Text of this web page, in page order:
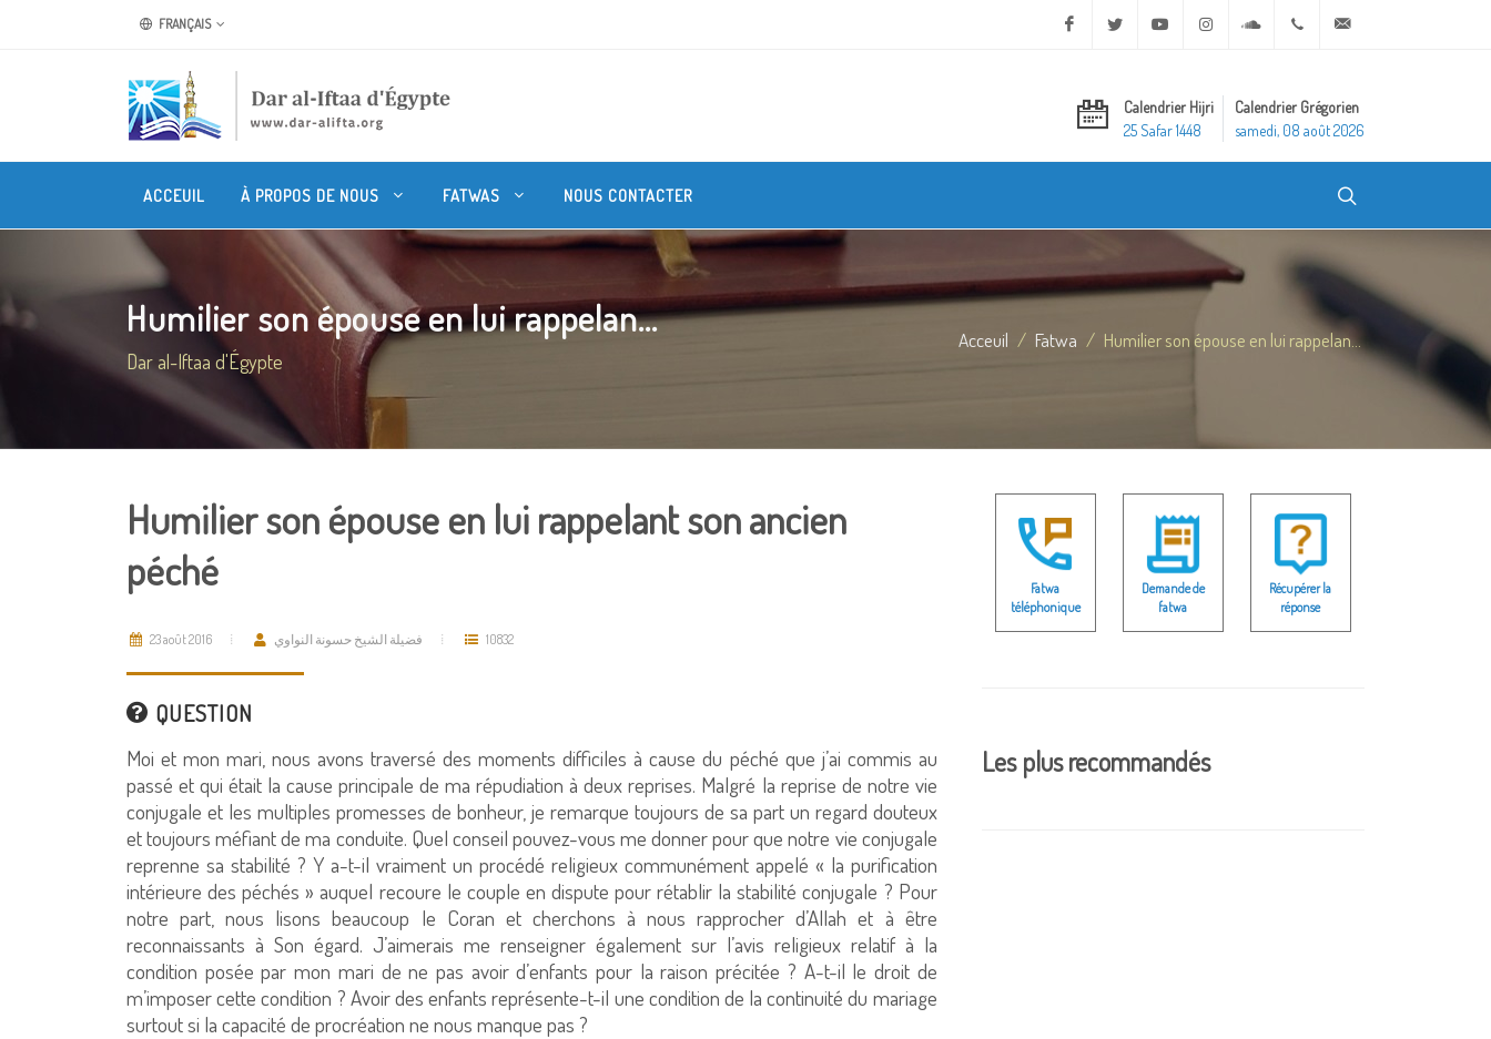
FRANÇAIS Facebook Twitter Youtube Instagram Soundcloud+20 2 25970400
Calendrier Hijri
25 Safar 1448
Calendrier Grégorien
samedi, 08 août 2026
ACCEUIL À PROPOS DE NOUS FATWAS NOUS CONTACTER
Humilier son épouse en lui rappelan...
Dar al-Iftaa d'Égypte
Acceuil Fatwa Humilier son épouse en lui rappelan...
Humilier son épouse en lui rappelant son ancien
péché
23 août 2016 فضيلة الشيخ حسونة النواوي 10832
QUESTION
Moi et mon mari, nous avons traversé des moments difficiles à cause du péché que j’ai commis au
passé et qui était la cause principale de ma répudiation à deux reprises. Malgré la reprise de notre vie
conjugale et les multiples promesses de bonheur, je remarque toujours de sa part un regard douteux
et toujours méfiant de ma conduite. Quel conseil pouvez-vous me donner pour que notre vie conjugale
reprenne sa stabilité ? Y a-t-il vraiment un procédé religieux communément appelé « la purification
intérieure des péchés » auquel recoure le couple en dispute pour rétablir la stabilité conjugale ? Pour
notre part, nous lisons beaucoup le Coran et cherchons à nous rapprocher d’Allah et à être
reconnaissants à Son égard. J’aimerais me renseigner également sur l’avis religieux relatif à la
condition posée par mon mari de ne pas avoir d’enfants pour la raison précitée ? A-t-il le droit de
m’imposer cette condition ? Avoir des enfants représente-t-il une condition de la continuité du mariage
surtout si la capacité de procréation ne nous manque pas ?
Fatwa
téléphonique
Demande de
fatwa
Récupérer la
réponse
Les plus recommandés